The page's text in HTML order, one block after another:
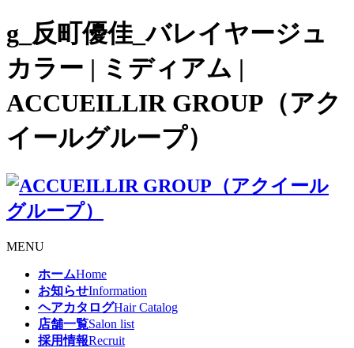
g_反町優佳_バレイヤージュ
カラー | ミディアム |
ACCUEILLIR GROUP（アク
イールグループ）
MENU
ホームHome
お知らせInformation
ヘアカタログHair Catalog
店舗一覧Salon list
採用情報Recruit